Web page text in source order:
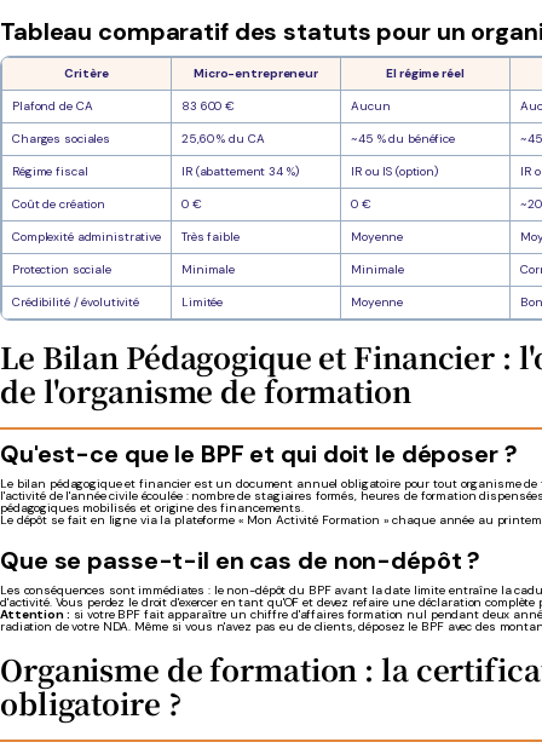
Tableau comparatif des statuts pour un
Critère Micro-entrepreneur EI régime réel
Plafond de CA 83 600 € Aucun
Charges sociales 25,60 % du CA ~45 % du bénéfice
Régime fiscal IR (abattement 34 %) IR ou IS (option) IR
Coût de création 0 € 0 €
Complexité administrative Très faible Moyenne
Protection sociale Minimale Minimale
Crédibilité / évolutivité Limitée Moyenne
Le Bilan Pédagogique et Financier :
de l'organisme de formation
Qu'est-ce que le BPF et qui doit le déposer ?
Le bilan pédagogique et financier est un document annuel obligatoire pour tout organisme
l'activité de l'année civile écoulée : nombre de stagiaires formés, heures de formation
pédagogiques mobilisés et origine des financements.
Le dépôt se fait en ligne via la plateforme « Mon Activité Formation » chaque année au
Que se passe-t-il en cas de non-dépôt ?
Les conséquences sont immédiates : le non-dépôt du BPF avant la date limite entraîne la
d'activité. Vous perdez le droit d'exercer en tant qu'OF et devez refaire une déclaration complète
Attention : si votre BPF fait apparaître un chiffre d'affaires formation nul pendant deux
radiation de votre NDA. Même si vous n'avez pas eu de clients, déposez le BPF avec des
Organisme de formation : la
obligatoire ?